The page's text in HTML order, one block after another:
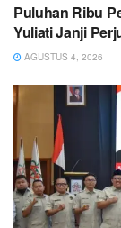
Puluhan Ribu
Yuliati Janji
AGUSTUS 4, 2026